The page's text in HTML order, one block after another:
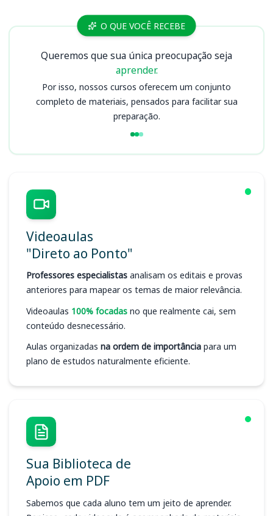
Cursos O QUE VOCÊ RECEBE
Queremos que sua única preocupação seja
aprender.
Por isso, nossos cursos oferecem um conjunto
completo de materiais, pensados para facilitar sua
preparação.
Videoaulas
"Direto ao Ponto"
Professores especialistas analisam os editais e provas
anteriores para mapear os temas de maior relevância.
Videoaulas 100% focadas no que realmente cai, sem
conteúdo desnecessário.
Aulas organizadas na ordem de importância para um
plano de estudos naturalmente eficiente.
Sua Biblioteca de
Apoio em PDF
Sabemos que cada aluno tem um jeito de aprender.